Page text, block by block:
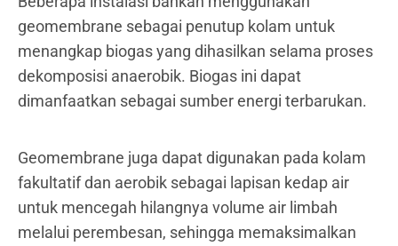
geomembrane sebagai penutup kolam untuk
menangkap biogas yang dihasilkan selama proses
dekomposisi anaerobik. Biogas ini dapat
dimanfaatkan sebagai sumber energi terbarukan.
Geomembrane juga dapat digunakan pada kolam
fakultatif dan aerobik sebagai lapisan kedap air
untuk mencegah hilangnya volume air limbah
melalui perembesan, sehingga memaksimalkan